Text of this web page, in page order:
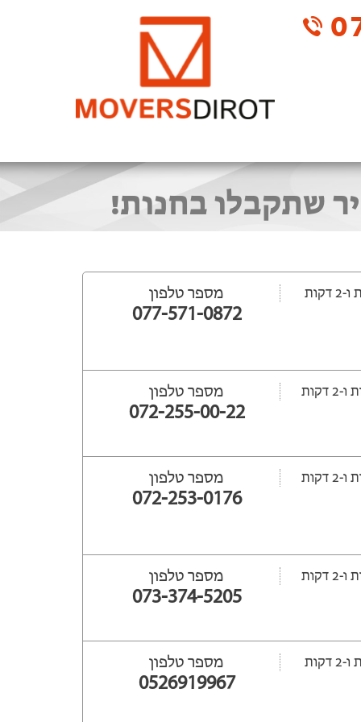
שתקבלו בחנות!
מספר טלפון
077-571-0872
מספר טלפון
072-255-00-22
מספר טלפון
072-253-0176
מספר טלפון
073-374-5205
מספר טלפון
0526919967